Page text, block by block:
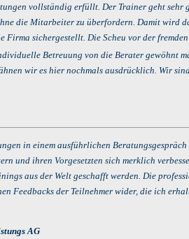
vollständig erfüllt. Der Trainer geht sehr
die Mitarbeiter zu überfordern. Damit wird
sichergestellt. Die Scheu vor der
Betreuung von die Berater gewöhnt
wir es hier nochmals ausdrücklich. Wir
in einem ausführlichen
und ihren Vorgesetzten sich merklich
aus der Welt geschafft werden. Die
Feedbacks der Teilnehmer wider, die ich
AG